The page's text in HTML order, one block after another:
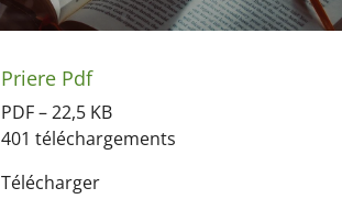
Priere Pdf
PDF – 22,5 KB
401 téléchargements
Télécharger